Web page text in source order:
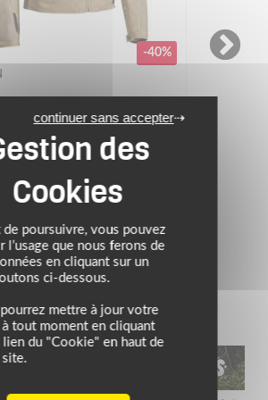
-70€
PROMOS
STRIKER LADY
Prix conseillé : 189.99 €
119.99 €
ANTHRACITE FUSHIA
(3)
de poursuivre, vous pouvez
l’usage que nous ferons de
en cliquant sur un
ci-dessous.
mettre à jour votre
tout moment en cliquant
lien du "Cookie" en haut de
continuer sans accepter